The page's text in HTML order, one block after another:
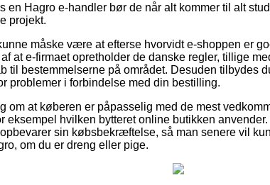
en Hagro e-handler bør de når alt kommer til alt
projekt.
måske være at efterse hvorvidt e-shoppen er
at e-firmaet opretholder de danske regler, tillige
til bestemmelserne på området. Desuden tilbydes
problemer i forbindelse med din bestilling.
om at køberen er påpasselig med de mest
eksempel hvilken bytteret online butikken
sin købsbekræftelse, så man senere vil
om du er dreng eller pige.